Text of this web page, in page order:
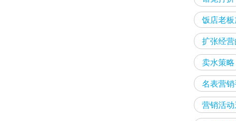
饭店老
扩张经
卖水策略
名表营
营销活